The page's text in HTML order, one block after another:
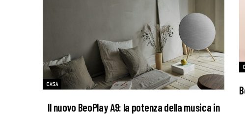
CASA
Il nuovo BeoPlay A9: la potenza della musica in